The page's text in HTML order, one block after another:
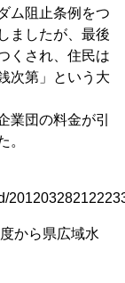
ム阻止条例をつ
ましたが、最後
くされ、住民は
次第」という大
団の料金が引
。
から県広域水